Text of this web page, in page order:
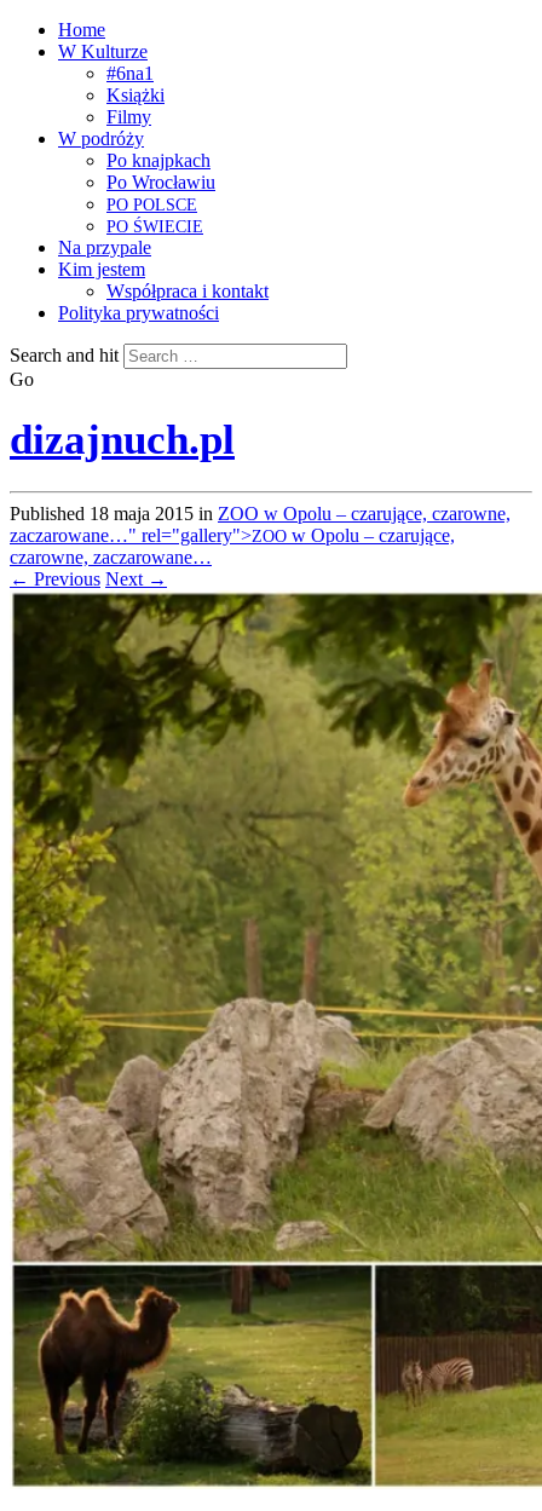
Home
W Kulturze
#6na1
Książki
Filmy
W podróży
Po knajpkach
Po Wrocławiu
PO POLSCE
PO ŚWIECIE
Na przypale
Kim jestem
Współpraca i kontakt
Polityka prywatności
Search and hit
Go
dizajnuch.pl
Published 18 maja 2015 in ZOO w Opolu – czarujące, czarowne,
zaczarowane…" rel="gallery">ZOO w Opolu – czarujące,
czarowne, zaczarowane…
← Previous Next →